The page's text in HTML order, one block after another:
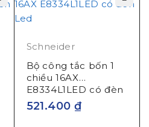
Schneider
Bộ công tắc bốn 1
chiều 16AX
E8334L1LED có đèn
Led
521.400 ₫